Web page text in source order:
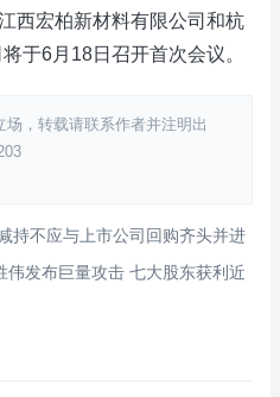
西宏柏新材料有限公司和杭
于6月18日召开首次会议。
，转载请联系作者并注明出
持不应与上市公司回购齐头并进
发布巨量攻击 七大股东获利近